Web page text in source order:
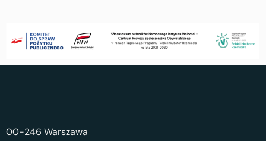
00-246 Warszawa